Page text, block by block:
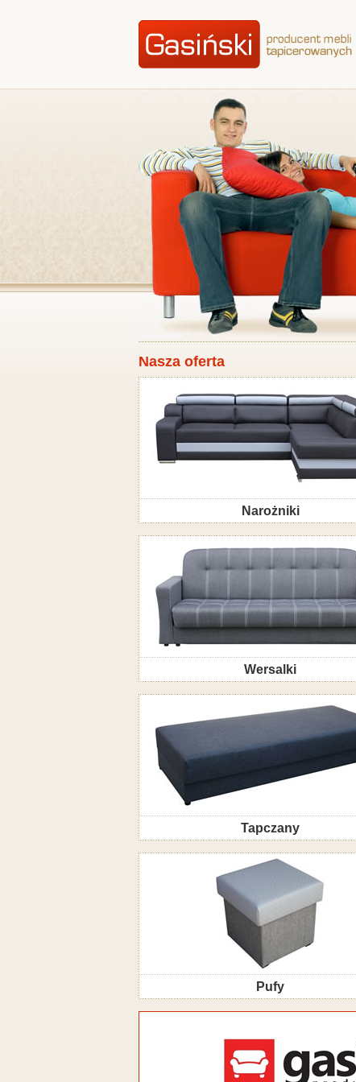
Nasza oferta
Narożniki
Wersalki
Tapczany
Pufy